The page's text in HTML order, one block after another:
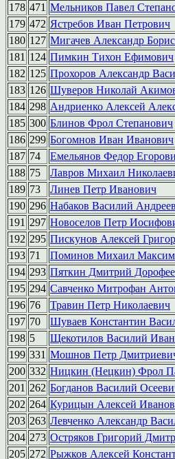
178 471 Мельников Павел
179 472 Ястребов Иван Петрович
180 127 Мигачев Александр
181 124 Пимкин Тихон Ефимович
182 125 Прохоров Александр
183 126 Шуверов Николай
184 298 Андриенко Алексей
185 300 Блинов Фрол Степанович
186 299 Богомнов Иван Иванович
187 74 Емельянов Федор
188 75 Лавров Михаил
189 73 Линев Петр Иванович
190 296 Набаков Василий
191 297 Новоселов Петр
192 295 Пискунов Алексей
193 71 Поминов Михаил
194 293 Пяткин Дмитрий
195 294 Савченко Митрофан
196 76 Травин Петр Николаевич
197 70 Шуваев Константин
198 5 Щекотилов Василий
199 331 Мошнов Петр
200 332 Ницкин (Нецкин) Фрол
201 262 Богданов Василий
202 264 Курицын Алексей
203 263 Левченко Александр
204 273 Остряков Григорий
205 272 Рыжков Алексей